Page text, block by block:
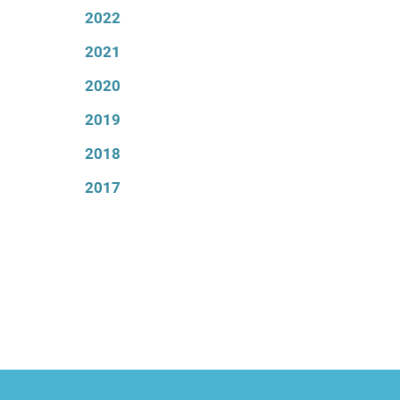
2022
2021
2020
2019
2018
2017